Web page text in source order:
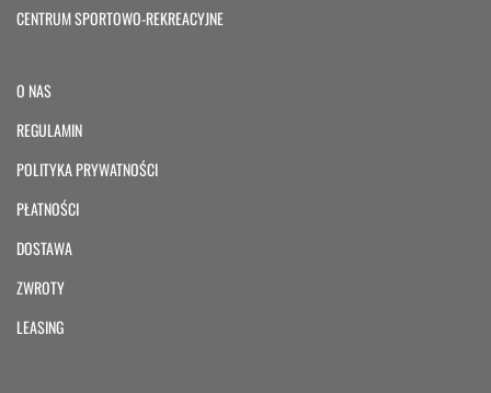
CENTRUM SPORTOWO-REKREACYJNE
O NAS
REGULAMIN
POLITYKA PRYWATNOŚCI
PŁATNOŚCI
DOSTAWA
ZWROTY
LEASING